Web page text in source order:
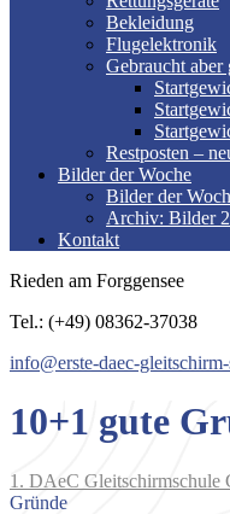
Bekleidung
Flugelektronik
Gebraucht aber
Restposten –
Bilder der Woche
Bilder der
Archiv: Bilder
Kontakt
Rieden am Forggensee
Tel.: (+49) 08362-37038
info@erste-daec-
10+1 gute
1. DAeC Gleitschirmschule
Gründe